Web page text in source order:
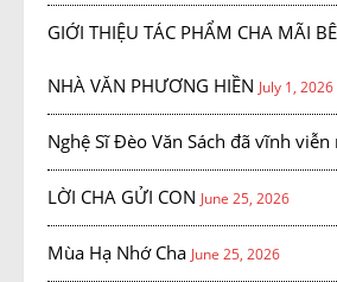
GIỚI THIỆU TÁC PHẨM CHA MÃI
NHÀ VĂN PHƯƠNG HIỀN July 1, 2026
Nghệ Sĩ Đèo Văn Sách đã vĩnh viễn
LỜI CHA GỬI CON June 25, 2026
Mùa Hạ Nhớ Cha June 25, 2026